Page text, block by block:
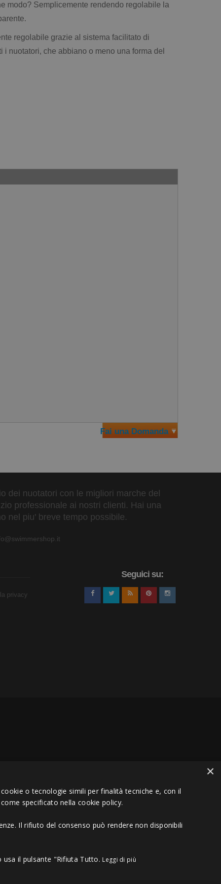
modo? Semplicemente rendendo regolabile la
regolabile grazie al sistema facilitato di
nuotatori, che abbiano o meno una forma del
Fai una Domanda
dei nuotatori con le migliori marche del
professionale ai nostri clienti. Hai una
nel piu' breve tempo possibile.
privacy
Seguici su:
- REA MS 117168
×
o tecnologie simili per finalità tecniche e, con il
specificato nella cookie policy.
Il rifiuto del consenso può rendere non disponibili
usa il pulsante "Rifiuta Tutto. Leggi di più